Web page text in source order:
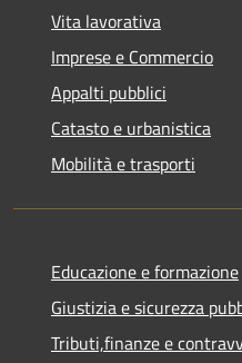
Vita lavorativa
Imprese e Commercio
Appalti pubblici
Catasto e urbanistica
Mobilità e trasporti
Educazione e formazione
Giustizia e sicurezza
Tributi,finanze e